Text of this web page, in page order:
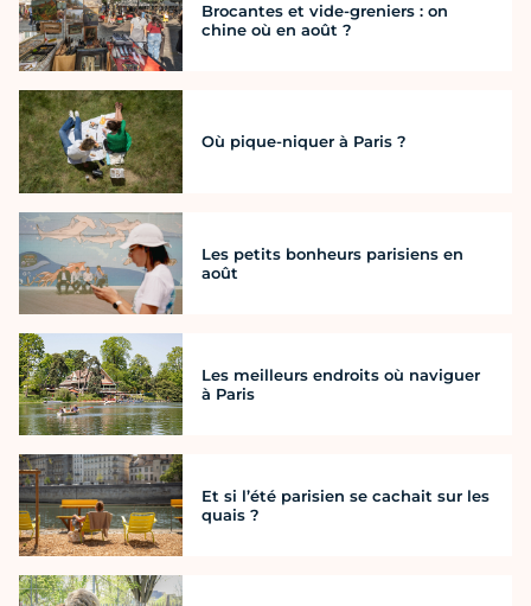
Brocantes et vide-greniers : on
chine où en août ?
Où pique-niquer à Paris ?
Les petits bonheurs parisiens en
août
Les meilleurs endroits où naviguer
à Paris
Et si l’été parisien se cachait sur les
quais ?